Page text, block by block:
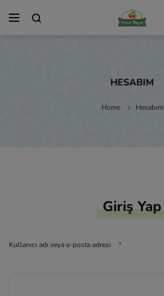
HESABIM
Home Hesabım
Giriş Yap
Kullanıcı adı veya e-posta adresi *